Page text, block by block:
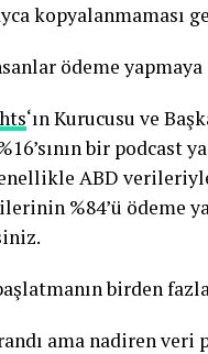
kopyalanmaması
ödeme
‘ın Kurucusu ve
bir podcast
ABD
%84’ü ödeme
birden
ama nadiren